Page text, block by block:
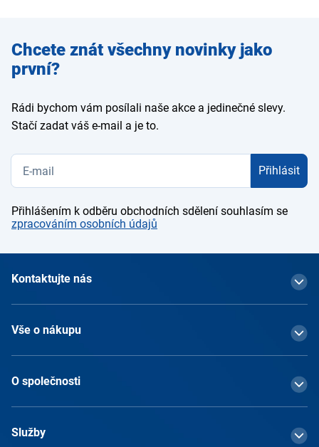
Zadejte
e-mail
Chcete znát všechny novinky jako
první?
Rádi bychom vám posílali naše akce a jedinečné slevy.
Stačí zadat váš e-mail a je to.
Přihlásit
Přihlášením k odběru obchodních sdělení souhlasím se
zpracováním osobních údajů
Kontaktujte nás
Vše o nákupu
O společnosti
Služby